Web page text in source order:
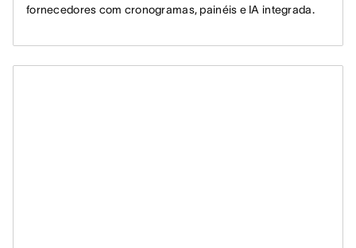
fornecedores com cronogramas, painéis e IA integrada.